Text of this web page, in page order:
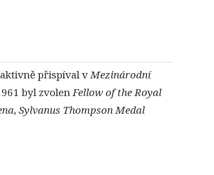
přispíval vMezinárodní
byl zvolenFellow of the Royal
,Sylvanus Thompson Medal